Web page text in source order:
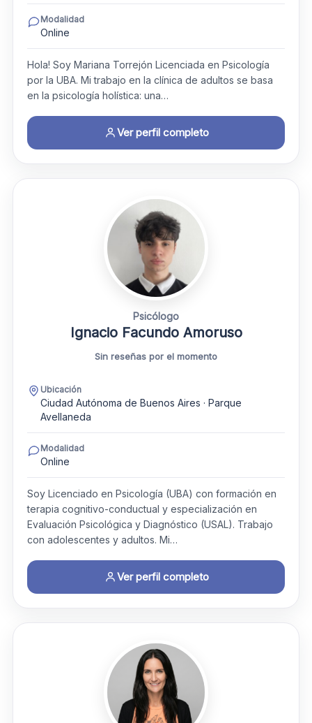
Modalidad
Online
Hola! Soy Mariana Torrejón Licenciada en Psicología
por la UBA. ​Mi trabajo en la clínica de adultos se basa
en la psicología holística: una…
Ver perfil completo
Psicólogo
Ignacio Facundo Amoruso
Sin reseñas por el momento
Ubicación
Ciudad Autónoma de Buenos Aires · Parque
Avellaneda
Modalidad
Online
Soy Licenciado en Psicología (UBA) con formación en
terapia cognitivo-conductual y especialización en
Evaluación Psicológica y Diagnóstico (USAL). Trabajo
con adolescentes y adultos. Mi…
Ver perfil completo